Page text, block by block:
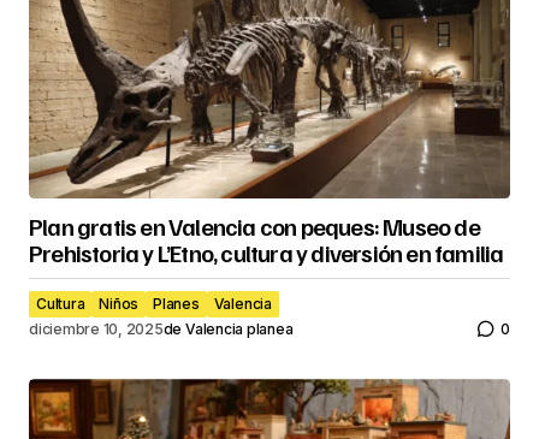
Plan gratis en Valencia con peques: Museo de
Prehistoria y L’Etno, cultura y diversión en familia
Cultura Niños Planes
Valencia
diciembre 10, 2025de Valencia planea 0